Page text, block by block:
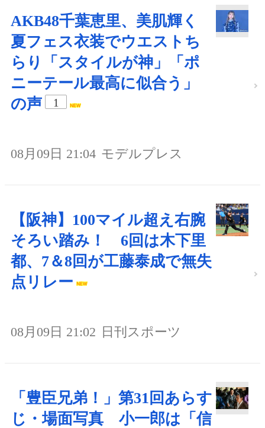
AKB48千葉恵里、美肌輝く
夏フェス衣装でウエストち
らり「スタイルが神」「ポ
ニーテール最高に似合う」
の声
1
08月09日 21:04 モデルプレス
【阪神】100マイル超え右腕
そろい踏み！ 6回は木下里
都、7＆8回が工藤泰成で無失
点リレー
08月09日 21:02 日刊スポーツ
「豊臣兄弟！」第31回あらす
じ・場面写真 小一郎は「信